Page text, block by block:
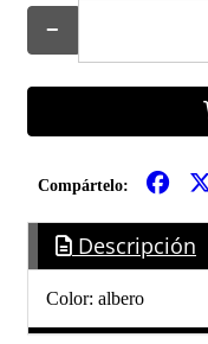
−
Compártelo:
Descripción
Color: albero